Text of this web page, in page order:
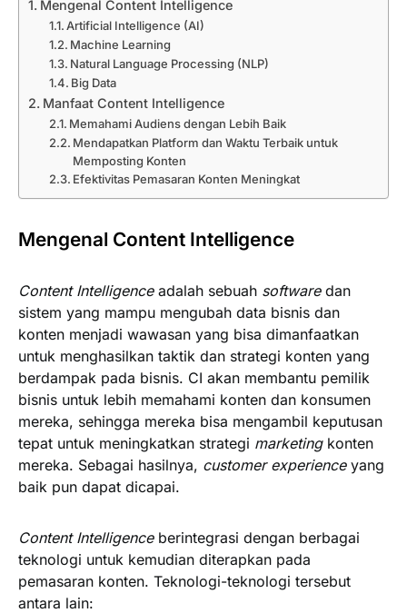
Mengenal Content Intelligence
Artificial Intelligence (AI)
Machine Learning
Natural Language Processing (NLP)
Big Data
Manfaat Content Intelligence
Memahami Audiens dengan Lebih Baik
Mendapatkan Platform dan Waktu Terbaik untuk
Memposting Konten
Efektivitas Pemasaran Konten Meningkat
Mengenal Content Intelligence
Content Intelligenceadalah sebuah software dan
sistem yang mampu mengubah data bisnis dan
konten menjadi wawasan yang bisa dimanfaatkan
untuk menghasilkan taktik dan strategi konten yang
berdampak pada bisnis. CI akan membantu pemilik
bisnis untuk lebih memahami konten dan konsumen
mereka, sehingga mereka bisa mengambil keputusan
tepat untuk meningkatkan strategi marketingkonten
mereka. Sebagai hasilnya, customer experienceyang
baik pun dapat dicapai.
Content Intelligenceberintegrasi dengan berbagai
teknologi untuk kemudian diterapkan pada
pemasaran konten. Teknologi-teknologi tersebut
antara lain: